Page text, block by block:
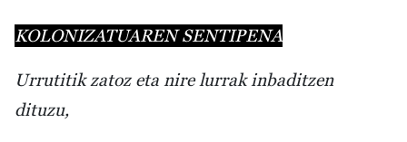
KOLONIZATUAREN SENTIPENA
Urrutitik zatoz eta nire lurrak inbaditzen
dituzu,